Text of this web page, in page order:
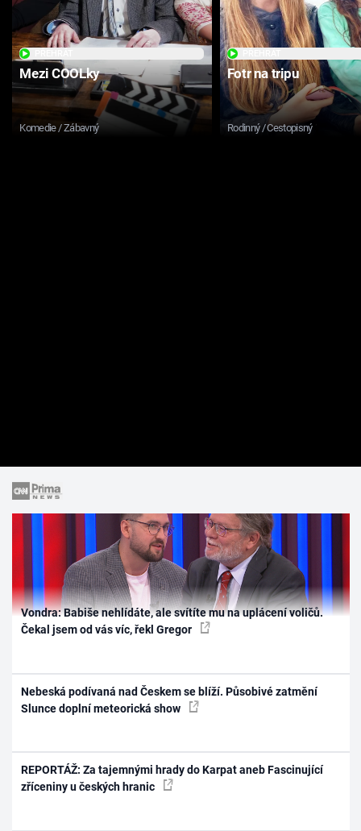
Mezi COOLky
Komedie / Zábavný
Fotr na tripu
Rodinný / Cestopisný
Vondra: Babiše nehlídáte, ale svítíte mu na uplácení voličů.
Čekal jsem od vás víc, řekl Gregor
Nebeská podívaná nad Českem se blíží. Působivé zatmění
Slunce doplní meteorická show
REPORTÁŽ: Za tajemnými hrady do Karpat aneb Fascinující
zříceniny u českých hranic